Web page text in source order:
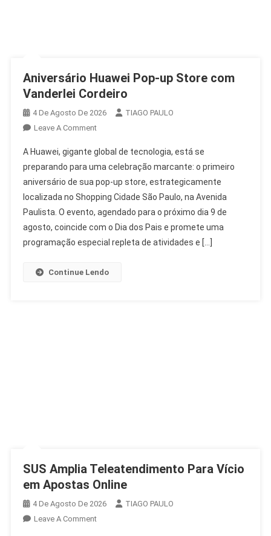
Aniversário Huawei Pop-up Store com
Vanderlei Cordeiro
4 De Agosto De 2026
TIAGO PAULO
Leave A CommentOn
Huawei
Pop-
Up
Store
Com
Vanderlei
Cordeiro
A Huawei, gigante global de tecnologia, está se
preparando para uma celebração marcante: o primeiro
aniversário de sua pop-up store, estrategicamente
localizada no Shopping Cidade São Paulo, na Avenida
Paulista. O evento, agendado para o próximo dia 9 de
agosto, coincide com o Dia dos Pais e promete uma
programação especial repleta de atividades e […]
Continue Lendo
SUS Amplia Teleatendimento Para Vício
em Apostas Online
4 De Agosto De 2026
TIAGO PAULO
Leave A CommentOn